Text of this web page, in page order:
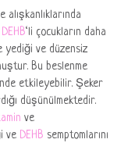
alışkanlıklarında
DEHB‘li çocukların daha
yediği ve düzensiz
Bu beslenme
etkileyebilir. Şeker
düşünülmektedir.
ve
ve DEHB semptomlarını